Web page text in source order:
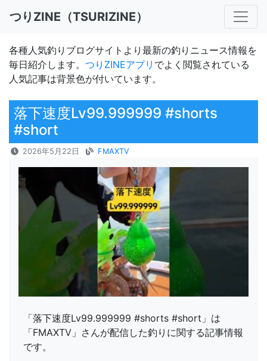
つりZINE（TSURIZINE）
各種人気釣りブログサイトより最新の釣りニュース情報を
毎日紹介します。 つりZINEアプリ でよく閲覧されている
人気記事は背景色が付いています。
落下速度Lv99.999999 #shorts
#short
2026年5月22日 FMAXTV
「落下速度Lv99.999999 #shorts #short」は
「FMAXTV」さんが配信した釣りに関する記事情報
です。